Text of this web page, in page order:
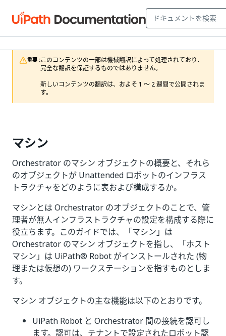
重要 :このコンテンツの一部は機械翻訳によって処理されており、
完全な翻訳を保証するものではありません。
新しいコンテンツの翻訳は、およそ 1 ～ 2 週間で公開されま
す。
マシン
Orchestrator のマシン オブジェクトの概要と、それら
のオブジェクトが Unattended ロボットのインフラス
トラクチャをどのように表および構成するか。
マシンとは Orchestrator のオブジェクトのことで、管
理者が無人インフラストラクチャの設定を構成する際に
役立ちます。このガイドでは、「マシン」は
Orchestrator のマシン オブジェクトを指し、「ホスト
マシン」は UiPath® Robot がインストールされた (物
理または仮想の) ワークステーションを指すものとしま
す。
マシン オブジェクトの主な機能は以下のとおりです。
UiPath Robot と Orchestrator 間の接続を認可し
ます。認可は、テナントで設定されたロボット認